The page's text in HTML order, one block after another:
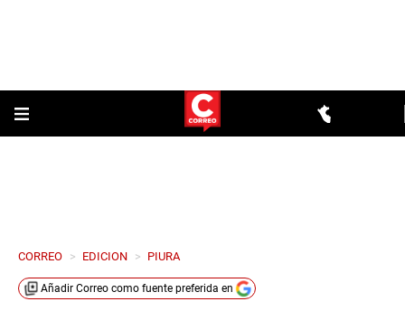
CORREO > EDICION > PIURA
Añadir Correo como fuente preferida en